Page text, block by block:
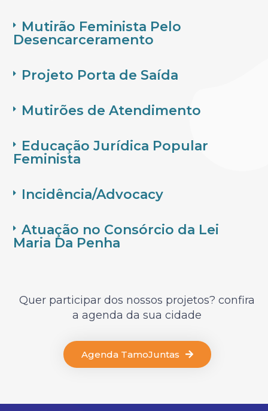
Mutirão Feminista Pelo
Desencarceramento
Projeto Porta de Saída
Mutirões de Atendimento
Educação Jurídica Popular
Feminista
Incidência/Advocacy
Atuação no Consórcio da Lei
Maria Da Penha
Quer participar dos nossos projetos? confira
a agenda da sua cidade
Agenda TamoJuntas